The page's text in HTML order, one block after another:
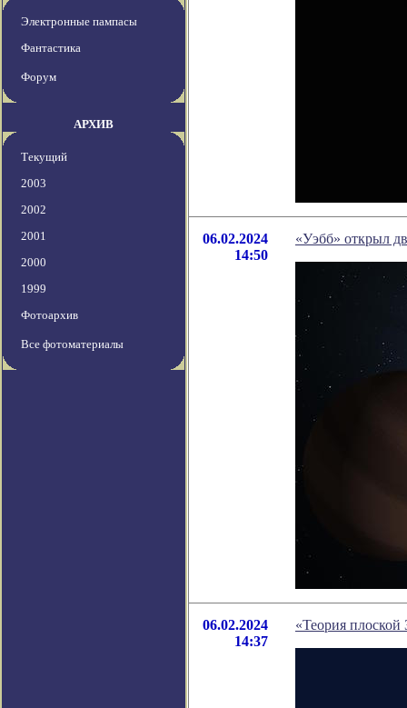
Электронные пампасы
Фантастика
Форум
АРХИВ
Текущий
2003
2002
2001
2000
1999
Фотоархив
Все фотоматериалы
06.02.2024
14:50
«Уэбб» открыл
06.02.2024
14:37
«Теория